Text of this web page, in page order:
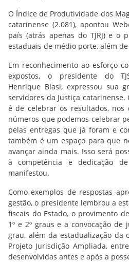
O Índice de Produtividade dos
catarinense (2.081), apontou
país (atrás apenas do TJRJ) e o
estaduais de médio porte, além
Em reconhecimento ao esforço
expostos, o presidente do
Henrique Blasi, expressou sua
servidores da Justiça
é de celebrar os resultados, nos
números que podemos celebrar
pelas entregas que já foram e
também é um espaço para que
avançar ainda mais. Isso será
à competência e dedicação
manifestou.
Como exemplos de respostas
gestão, o presidente lembrou a
fiscais do Estado, o provimento
1º e 2º graus e a convocação de
grau, além da estadualização da
Projeto Jurisdição Ampliada,
desenvolvidas antes e após a